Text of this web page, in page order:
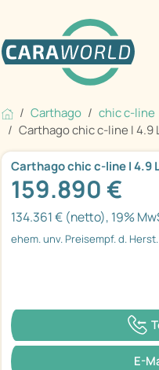
Carthago
chic c-line
Carthago chic c-line I 4.9
Carthago chic c-line I 4.9
159.890 €
134.361 € (netto), 19%
ehem. unv. Preisempf. d.
E-